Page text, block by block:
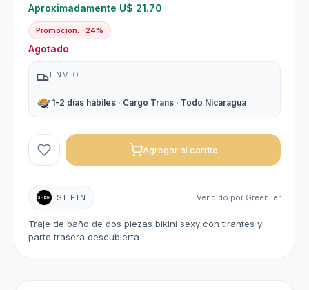
SHEIN Vendido por Greenller
Traje de baño de dos piezas bikini sexy con tirantes y
parte trasera descubierta
Aproximadamente U$ 21.70
Promocion: -24%
Agotado
ENVIO
1-2 días hábiles · Cargo Trans · Todo Nicaragua
Agregar al carrito